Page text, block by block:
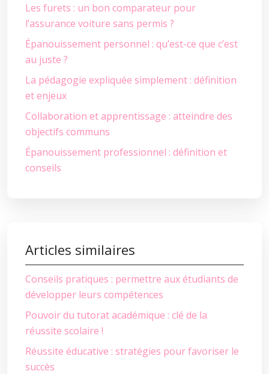
Les furets : un bon comparateur pour
l’assurance voiture sans permis ?
Épanouissement personnel : qu’est-ce que c’est
au juste ?
La pédagogie expliquée simplement : définition
et enjeux
Collaboration et apprentissage : atteindre des
objectifs communs
Épanouissement professionnel : définition et
conseils
Articles similaires
Conseils pratiques : permettre aux étudiants de
développer leurs compétences
Pouvoir du tutorat académique : clé de la
réussite scolaire !
Réussite éducative : stratégies pour favoriser le
succès